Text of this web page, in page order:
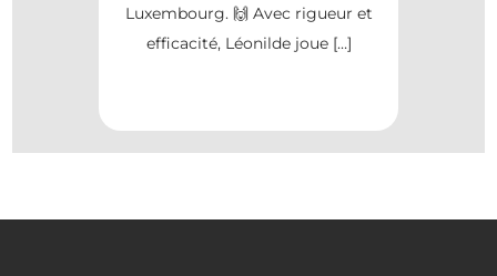
Luxembourg. 🙌 Avec rigueur et
efficacité, Léonilde joue […]